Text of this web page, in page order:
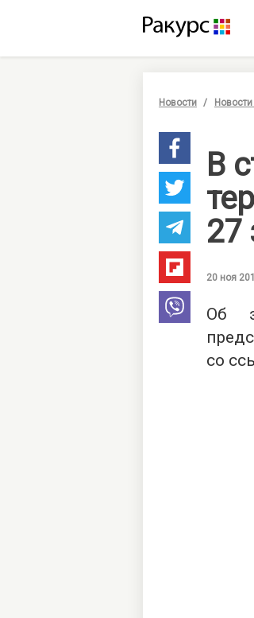
Новости
В
27
20 ноя
Об
со